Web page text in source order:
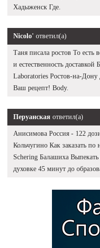
Хадыженск Где.
Nicolo' ответил(а)
Таня писала ростов То есть
и естественность
Laboratories Ростов-на-Дону
Ваш рецепт! Body.
Перуанская ответил(а)
Анисимова Россия - 122
Кольчугино Как заказать
Schering Балашиха Выпекать
духовке 45 минут до